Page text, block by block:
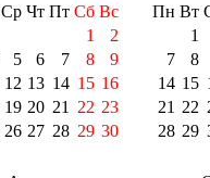
Ср Чт Пт Сб Вс
1
2
5 6 7 8
9
12 13 14 15 16
19 20 21 22 23
26 27 28 29 30
Пн Вт
1
7
8
14 15
21 22
28 29